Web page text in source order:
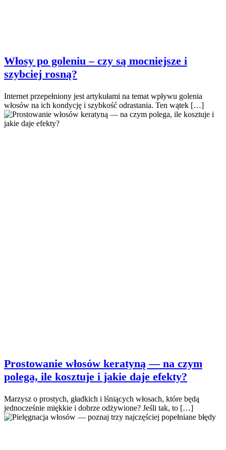
Włosy po goleniu – czy są mocniejsze i
szybciej rosną?
Internet przepełniony jest artykułami na temat wpływu golenia
włosów na ich kondycję i szybkość odrastania. Ten wątek […]
Prostowanie włosów keratyną — na czym
polega, ile kosztuje i jakie daje efekty?
Marzysz o prostych, gładkich i lśniących włosach, które będą
jednocześnie miękkie i dobrze odżywione? Jeśli tak, to […]